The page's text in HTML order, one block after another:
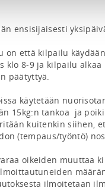
ensisijaisesti
on että kilpailu
klo 8-9 ja kilpailu
päätyttyä.
käytetään
15kg:n tankoa  ja
kuitenkin siihen,
(tempaus/työntö)
oikeiden muuttaa
ilmoitetaan